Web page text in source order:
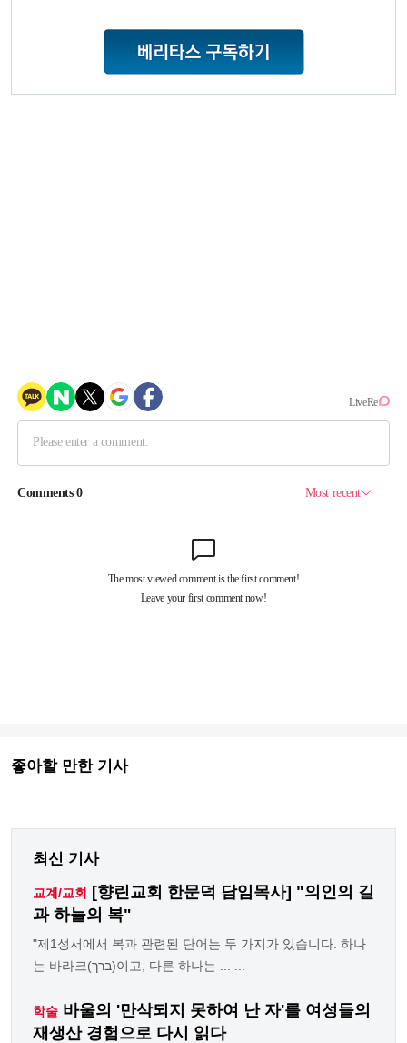
좋아할 만한 기사
최신 기사
교계/교회 [향린교회 한문덕 담임목사] "의인의 길
과 하늘의 복"
"제1성서에서 복과 관련된 단어는 두 가지가 있습니다. 하나
는 바라크(ברך)이고, 다른 하나는 ... ...
학술 바울의 '만삭되지 못하여 난 자'를 여성들의
재생산 경험으로 다시 읽다